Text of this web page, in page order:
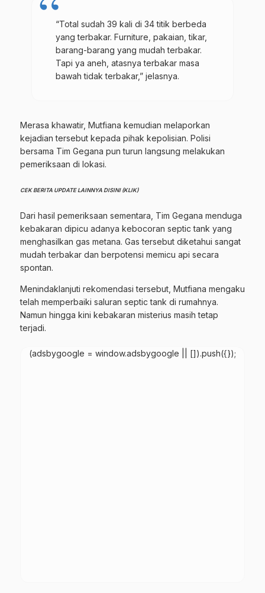
“Total sudah 39 kali di 34 titik berbeda
yang terbakar. Furniture, pakaian, tikar,
barang-barang yang mudah terbakar.
Tapi ya aneh, atasnya terbakar masa
bawah tidak terbakar,” jelasnya.
Merasa khawatir, Mutfiana kemudian melaporkan
kejadian tersebut kepada pihak kepolisian. Polisi
bersama Tim Gegana pun turun langsung melakukan
pemeriksaan di lokasi.
CEK BERITA UPDATE LAINNYA DISINI (KLIK)
Dari hasil pemeriksaan sementara, Tim Gegana menduga
kebakaran dipicu adanya kebocoran septic tank yang
menghasilkan gas metana. Gas tersebut diketahui sangat
mudah terbakar dan berpotensi memicu api secara
spontan.
Menindaklanjuti rekomendasi tersebut, Mutfiana mengaku
telah memperbaiki saluran septic tank di rumahnya.
Namun hingga kini kebakaran misterius masih tetap
terjadi.
(adsbygoogle = window.adsbygoogle || []).push({});